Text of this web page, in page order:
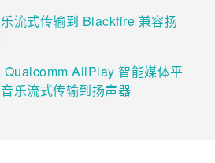
流式传输到 Blackfire 兼容扬
Qualcomm AllPlay 智能媒体平
乐流式传输到扬声器